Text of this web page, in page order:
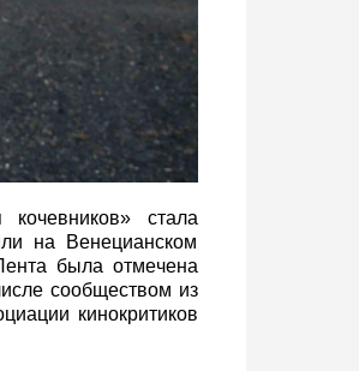
стала
на Венецианском
была отмечена
сообществом из
кинокритиков